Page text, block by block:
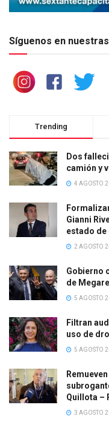
Síguenos en
Trending
Dos
camión y
4 AGOSTO
Gianni
estado de
2 AGOSTO
Gobierno
de
5 AGOSTO
Filtran
uso de
5 AGOSTO
Quillota –
3 AGOSTO